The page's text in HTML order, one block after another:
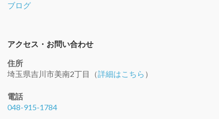
ブログ
アクセス・お問い合わせ
住所
埼玉県吉川市美南2丁目（詳細はこちら ）
電話
048-915-1784